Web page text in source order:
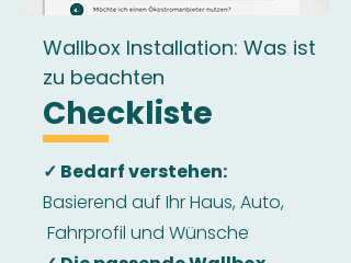
Wallbox Installation: Was ist
zu beachten
Checkliste
✓ Bedarf verstehen:
Basierend auf Ihr Haus, Auto,
Fahrprofil und Wünsche